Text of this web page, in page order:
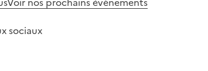
sociaux